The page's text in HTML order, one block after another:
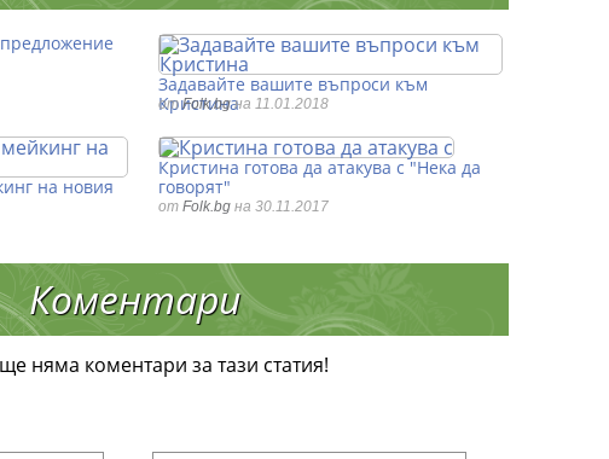
Задавайте вашите въпроси към
Кристина
отFolk.bgна 11.01.2018
на новия
Кристина готова да атакува с "Нека да
говорят"
от Folk.bg на 30.11.2017
Коментари
няма коментари за тази статия!